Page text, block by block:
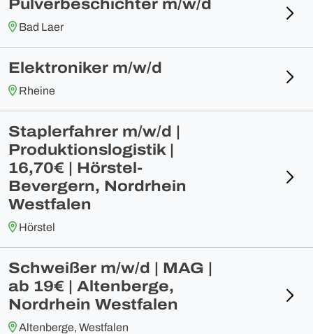
Pulverbeschichter m/w/d
Bad Laer
Elektroniker m/w/d
Rheine
Staplerfahrer m/w/d |
Produktionslogistik |
16,70€ | Hörstel-
Bevergern, Nordrhein
Westfalen
Hörstel
Schweißer m/w/d | MAG |
ab 19€ | Altenberge,
Nordrhein Westfalen
Altenberge, Westfalen